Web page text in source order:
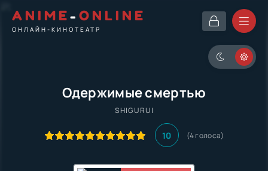
ANIME- ONLINE
ОНЛАЙН-КИНОТЕАТР
Одержимые смертью
SHIGURUI
10 (4 голоса)